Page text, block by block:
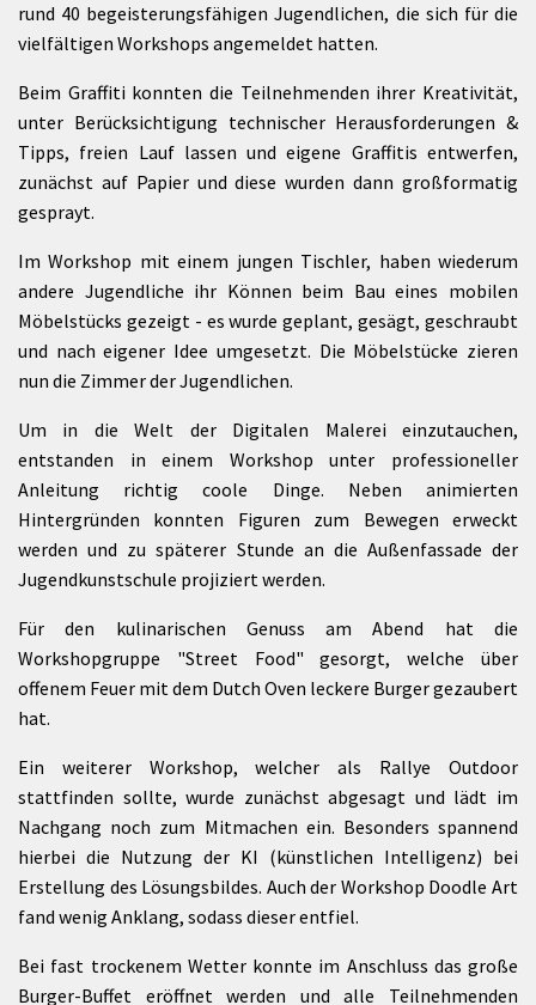
rund 40 begeisterungsfähigen Jugendlichen, die sich für die
vielfältigen Workshops angemeldet hatten.
Beim Graffiti konnten die Teilnehmenden ihrer Kreativität,
unter Berücksichtigung technischer Herausforderungen &
Tipps, freien Lauf lassen und eigene Graffitis entwerfen,
zunächst auf Papier und diese wurden dann großformatig
gesprayt.
Im Workshop mit einem jungen Tischler, haben wiederum
andere Jugendliche ihr Können beim Bau eines mobilen
Möbelstücks gezeigt - es wurde geplant, gesägt, geschraubt
und nach eigener Idee umgesetzt. Die Möbelstücke zieren
nun die Zimmer der Jugendlichen.
Um in die Welt der Digitalen Malerei einzutauchen,
entstanden in einem Workshop unter professioneller
Anleitung richtig coole Dinge. Neben animierten
Hintergründen konnten Figuren zum Bewegen erweckt
werden und zu späterer Stunde an die Außenfassade der
Jugendkunstschule projiziert werden.
Für den kulinarischen Genuss am Abend hat die
Workshopgruppe "Street Food" gesorgt, welche über
offenem Feuer mit dem Dutch Oven leckere Burger gezaubert
hat.
Ein weiterer Workshop, welcher als Rallye Outdoor
stattfinden sollte, wurde zunächst abgesagt und lädt im
Nachgang noch zum Mitmachen ein. Besonders spannend
hierbei die Nutzung der KI (künstlichen Intelligenz) bei
Erstellung des Lösungsbildes. Auch der Workshop Doodle Art
fand wenig Anklang, sodass dieser entfiel.
Bei fast trockenem Wetter konnte im Anschluss das große
Burger-Buffet eröffnet werden und alle Teilnehmenden